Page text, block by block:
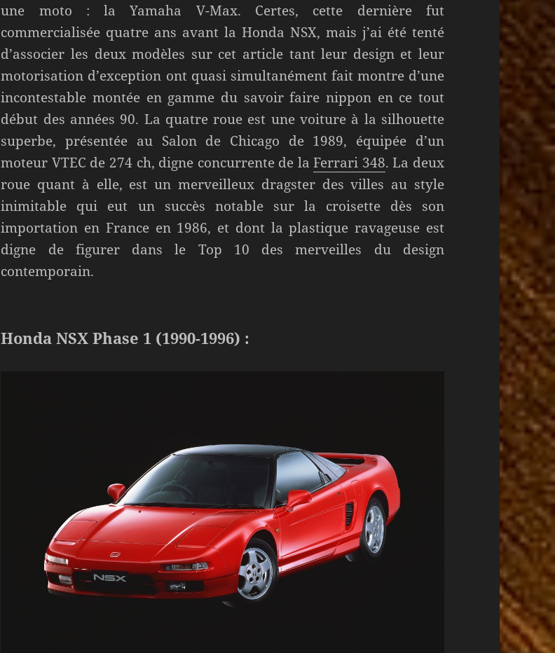
une moto : la Yamaha V-Max. Certes, cette dernière fut
commercialisée quatre ans avant la Honda NSX, mais j’ai été tenté
d’associer les deux modèles sur cet article tant leur design et leur
motorisation d’exception ont quasi simultanément fait montre d’une
incontestable montée en gamme du savoir faire nippon en ce tout
début des années 90. La quatre roue est une voiture à la silhouette
superbe, présentée au Salon de Chicago de 1989, équipée d’un
moteur VTEC de 274 ch, digne concurrente de laFerrari 348. La deux
roue quant à elle, est un merveilleux dragster des villes au style
inimitable qui eut un succès notable sur la croisette dès son
importation en France en 1986, et dont la plastique ravageuse est
digne de figurer dans le Top 10 des merveilles du design
contemporain.
Honda NSX Phase 1 (1990-1996) :